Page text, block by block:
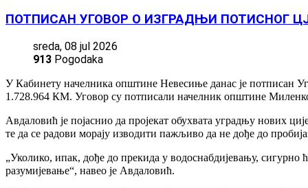
ПОТПИСАН УГОВОР О ИЗГРАДЊИ ПОТИСНОГ
sreda, 08 jul 2026
913 Pogodaka
У Кабинету начелника општине Невесиње данас је потписан
1.728.964 КМ. Уговор су потписали начелник општине
Авдаловић је појаснио да пројекат обухвата уградњу нових
те да се радови морају изводити пажљиво да не дође до
„Уколико, ипак, дође до прекида у водоснабдијевању,
разумијевање“, навео је Авдаловић.